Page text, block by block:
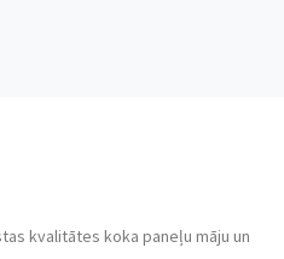
kvalitātes koka paneļu māju un